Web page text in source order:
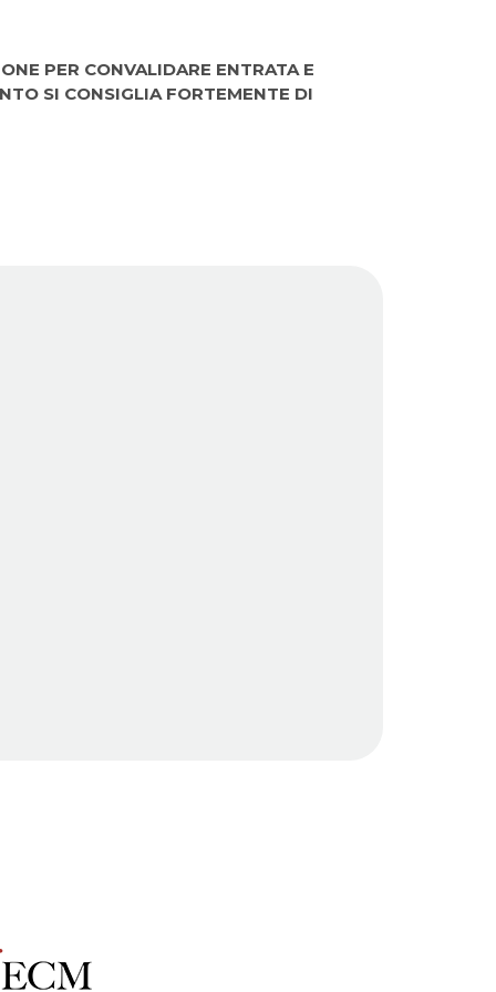
PER CONVALIDARE ENTRATA E
SI CONSIGLIA FORTEMENTE DI